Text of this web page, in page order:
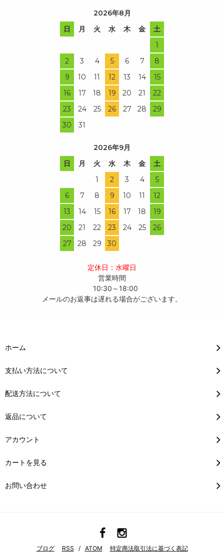
2026年8月
日
月 火 水 木 金
土
1
2
3 4 5 6 7
8
9
10 11 12 13 14
15
16
17 18 19 20 21
22
23
24 25 26 27 28
29
30
31
2026年9月
日
月 火 水 木 金
土
1
2 3 4
5
6
7 8 9 10 11
12
13
14 15 16 17 18
19
20
21 22 23 24 25
26
27
28 29 30
定休日：水曜日
営業時間
10:30～18:00
メールのお返事は遅れる場合がございます。
ホーム
支払い方法について
配送方法について
返品について
アカウント
カートを見る
お問い合わせ
ブログ RSS / ATOM 特定商法取引法に基づく表記